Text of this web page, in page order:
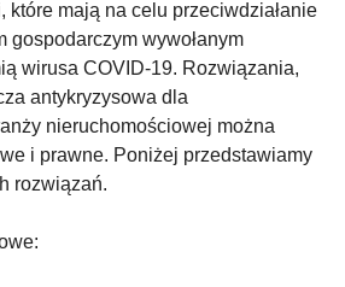
które mają na celu przeciwdziałanie
gospodarczym wywołanym
wirusa COVID-19. Rozwiązania,
antykryzysowa dla
nieruchomościowej można
i prawne. Poniżej przedstawiamy
rozwiązań.